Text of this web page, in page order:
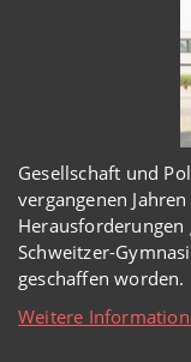
Gesellschaft und
vergangenen
Schweitzer-
geschaffen worden.
Weitere